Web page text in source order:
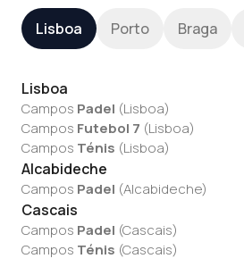
Lisboa Porto Braga
Lisboa
Campos Padel (Lisboa)
Campos Futebol 7 (Lisboa)
Campos Ténis (Lisboa)
Alcabideche
Campos Padel (Alcabideche)
Cascais
Campos Padel (Cascais)
Campos Ténis (Cascais)